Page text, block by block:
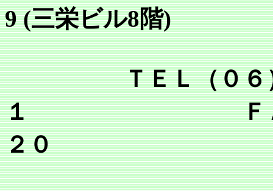
9 (三栄ビル8階)
ＴＥＬ（０６）６
１ ＦＡＸ（０
２０